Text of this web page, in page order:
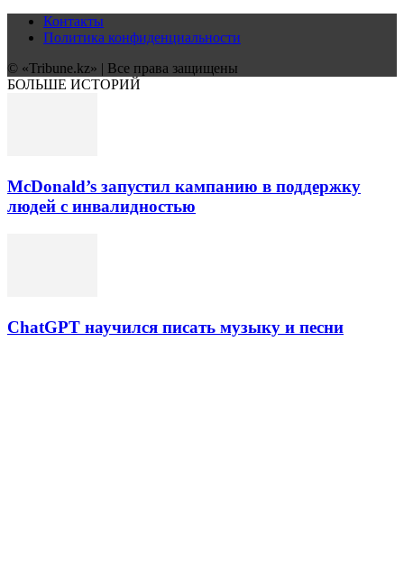
Контакты
Политика конфиденциальности
© «Tribune.kz» | Все права защищены
БОЛЬШЕ ИСТОРИЙ
McDonald’s запустил кампанию в поддержку
людей с инвалидностью
ChatGPT научился писать музыку и песни